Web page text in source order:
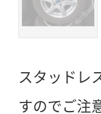
スタッドレ
すのでご注